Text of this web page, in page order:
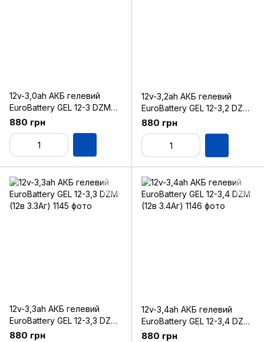
12v-3,0ah АКБ гелевий
EuroBattery GEL 12-3 DZM
(12в 3.0Аг)
880 грн
12v-3,2ah АКБ гелевий
EuroBattery GEL 12-3,2 DZM
(12в 3.2Аг)
880 грн
12v-3,3ah АКБ гелевий
EuroBattery GEL 12-3,3 DZM
(12в 3.3Аг)
880 грн
12v-3,4ah АКБ гелевий
EuroBattery GEL 12-3,4 DZM
(12в 3.4Аг)
880 грн